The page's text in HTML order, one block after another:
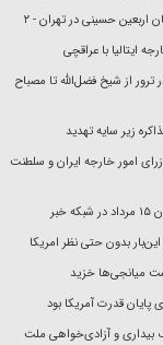
اربعین حسینی در تهران - ۲
ایتالیا با عراقچی
ترور از شیخ فضل‌الله تا مصباح
زیر سایه تهدید
امور خارجه ایران و سلطنت
بدون حتی نظر امریکا
میانجی‌ها خزید
پایان قدرت آمریکا بود
بیداری و آزادی‌خواهی ملت